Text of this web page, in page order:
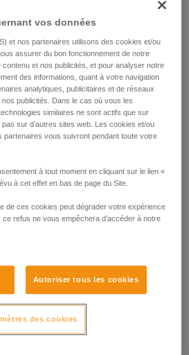
vos données
et nos partenaires utilisons des cookies et/ou
assurer du bon fonctionnement de notre
et nos publicités, et pour analyser notre
des informations, quant à votre navigation
analytiques, publicitaires et de réseaux
publicités. Dans le cas où vous les
similaires ne sont actifs que sur
sur d’autres sites web. Les cookies et/ou
partenaires vous suivront pendant toute votre
à tout moment en cliquant sur le lien «
à cet effet en bas de page du Site.
de ces cookies peut dégrader votre expérience
refus ne vous empêchera d’accéder à notre
Autoriser tous les cookies
des cookies